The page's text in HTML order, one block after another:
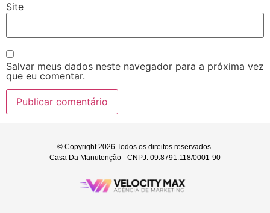
Site
Salvar meus dados neste navegador para a próxima vez
que eu comentar.
© Copyright 2026 Todos os direitos reservados.
Casa Da Manutenção - CNPJ: 09.8791.118/0001-90